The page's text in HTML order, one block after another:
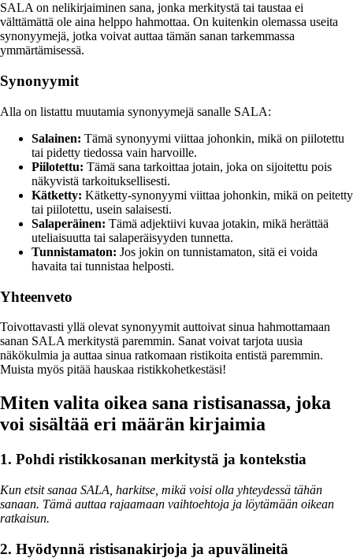
SALA on nelikirjaiminen sana, jonka merkitystä tai taustaa ei
välttämättä ole aina helppo hahmottaa. On kuitenkin olemassa useita
synonyymejä, jotka voivat auttaa tämän sanan tarkemmassa
ymmärtämisessä.
Synonyymit
Alla on listattu muutamia synonyymejä sanalle SALA:
Salainen: Tämä synonyymi viittaa johonkin, mikä on piilotettu
tai pidetty tiedossa vain harvoille.
Piilotettu: Tämä sana tarkoittaa jotain, joka on sijoitettu pois
näkyvistä tarkoituksellisesti.
Kätketty: Kätketty-synonyymi viittaa johonkin, mikä on peitetty
tai piilotettu, usein salaisesti.
Salaperäinen: Tämä adjektiivi kuvaa jotakin, mikä herättää
uteliaisuutta tai salaperäisyyden tunnetta.
Tunnistamaton: Jos jokin on tunnistamaton, sitä ei voida
havaita tai tunnistaa helposti.
Yhteenveto
Toivottavasti yllä olevat synonyymit auttoivat sinua hahmottamaan
sanan SALA merkitystä paremmin. Sanat voivat tarjota uusia
näkökulmia ja auttaa sinua ratkomaan ristikoita entistä paremmin.
Muista myös pitää hauskaa ristikkohetkestäsi!
Miten valita oikea sana ristisanassa, joka
voi sisältää eri määrän kirjaimia
1. Pohdi ristikkosanan merkitystä ja kontekstia
Kun etsit sanaa SALA, harkitse, mikä voisi olla yhteydessä tähän
sanaan. Tämä auttaa rajaamaan vaihtoehtoja ja löytämään oikean
ratkaisun.
2. Hyödynnä ristisanakirjoja ja apuvälineitä